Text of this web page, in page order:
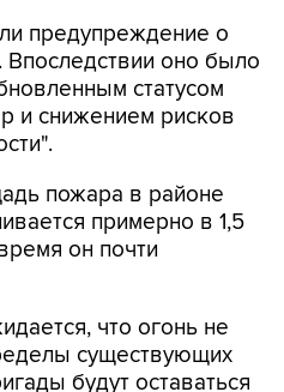
предупреждение о
оно было
статусом
и снижением рисков
пожара в районе
примерно в 1,5
он почти
что огонь не
существующих
будут оставаться